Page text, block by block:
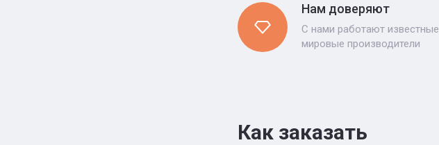
Нам доверяют
С нами работают известные
мировые производители
Как заказать